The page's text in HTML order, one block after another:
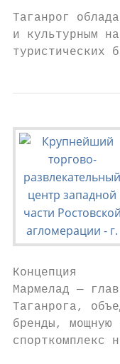
Таганрог
и культурным
туристических
Концепция
Мармелад —
Таганрога,
бренды, мощную
спорткомплекс